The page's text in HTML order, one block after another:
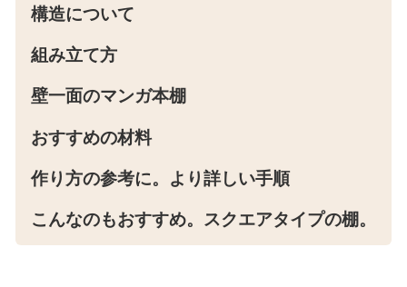
構造について
組み立て方
壁一面のマンガ本棚
おすすめの材料
作り方の参考に。より詳しい手順
こんなのもおすすめ。スクエアタイプの棚。